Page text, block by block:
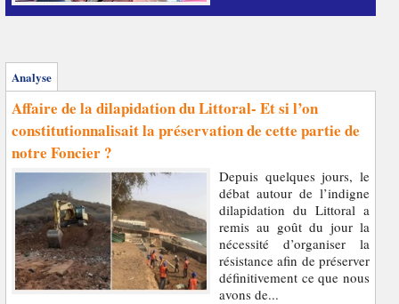
Analyse
Affaire de la dilapidation du Littoral- Et si l’on
constitutionnalisait la préservation de cette partie de
notre Foncier ?
Depuis quelques jours, le
débat autour de l’indigne
dilapidation du Littoral a
remis au goût du jour la
nécessité d’organiser la
résistance afin de préserver
définitivement ce que nous
avons de...